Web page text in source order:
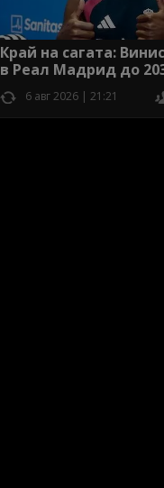
Край на сагата:
в Реал Мадрид до
6 авг 2026 | 21:21